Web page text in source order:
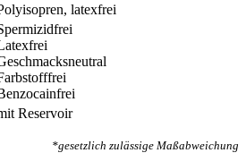
latexfrei
Reservoir
*gesetzlich zulässige Maßabweichung